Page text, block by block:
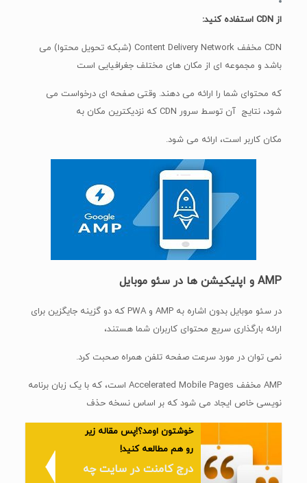
از CDN استفاده کنید:
CDN مخفف Content Delivery Network (شبکه تحویل محتوا) می
باشد و مجموعه ای از مکان های مختلف جغرافیایی است
که محتوای شما را ارائه می دهند. وقتی صفحه ای درخواست می
شود، نتایج آن توسط سرور CDN که نزدیکترین مکان به
مکان کاربر است، ارائه می شود.
AMP و اپلیکیشن ها در سئو موبایل
در سئو موبایل بدون اشاره به AMP و PWA که دو گزینه جایگزین برای
ارائه بارگذاری سریع محتوای کاربران شما هستند،
نمی توان در مورد سرعت صفحه تلفن همراه صحبت کرد.
AMP مخفف Accelerated Mobile Pages است، که با یک زبان برنامه
نویسی خاص ایجاد می شود که بر اساس نسخه حذف
خوشتون اومد؟!پس مقاله زیر
رو هم مطالعه کنید!
درج کامنت در سایت چه